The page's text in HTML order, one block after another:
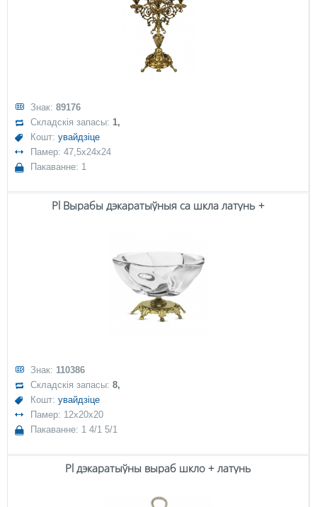
Знак:89176
Складскія запасы: 1,
Кошт:увайдзіце
Памер: 47,5x24x24
Пакаванне: 1
Pl Вырабы дэкаратыўныя са шкла латунь +
Знак: 110386
Складскія запасы:8,
Кошт:увайдзіце
Памер: 12x20x20
Пакаванне: 1 4/1 5/1
Pl дэкаратыўны выраб шкло + латунь